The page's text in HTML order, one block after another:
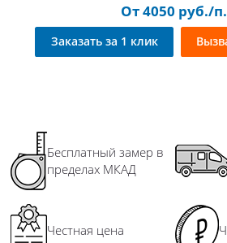
От 4050 руб./
Заказать за 1 клик
Бесплатный замер в
пределах МКАД
Честная цена